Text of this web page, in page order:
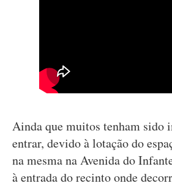
Ainda que muitos tenham sido
entrar, devido à lotação do
na mesma na Avenida do
à entrada do recinto onde